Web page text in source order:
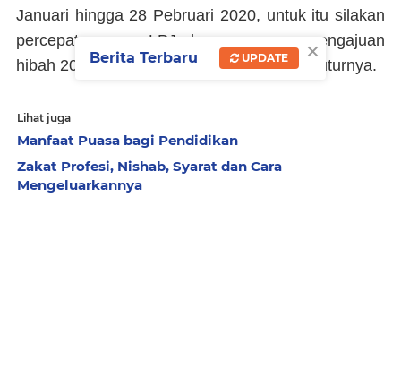
Januari hingga 28 Pebruari 2020, untuk itu silakan
percepat proses LPJ, karena proses pengajuan
hibah 2020 sudah di meja Bupati Tuban," tuturnya.
Lihat juga
Manfaat Puasa bagi Pendidikan
Zakat Profesi, Nishab, Syarat dan Cara
Mengeluarkannya
×
Berita Terbaru UPDATE